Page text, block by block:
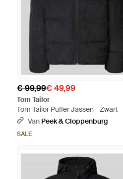
€ 99,99€ 49,99
Tom Tailor
Tom Tailor Puffer Jassen - Zwart
Van Peek & Cloppenburg
SALE